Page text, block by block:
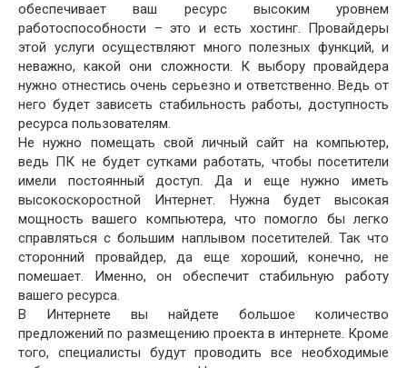
обеспечивает ваш ресурс высоким уровнем
работоспособности – это и есть хостинг. Провайдеры
этой услуги осуществляют много полезных функций, и
неважно, какой они сложности. К выбору провайдера
нужно отнестись очень серьезно и ответственно. Ведь от
него будет зависеть стабильность работы, доступность
ресурса пользователям.
Не нужно помещать свой личный сайт на компьютер,
ведь ПК не будет сутками работать, чтобы посетители
имели постоянный доступ. Да и еще нужно иметь
высокоскоростной Интернет. Нужна будет высокая
мощность вашего компьютера, что помогло бы легко
справляться с большим наплывом посетителей. Так что
сторонний провайдер, да еще хороший, конечно, не
помешает. Именно, он обеспечит стабильную работу
вашего ресурса.
В Интернете вы найдете большое количество
предложений по размещению проекта в интернете. Кроме
того, специалисты будут проводить все необходимые